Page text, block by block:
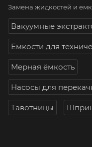
Замена жидкостей и
Вакуумные
Емкости для
Мерная ёмкость
Насосы для
Тавотницы